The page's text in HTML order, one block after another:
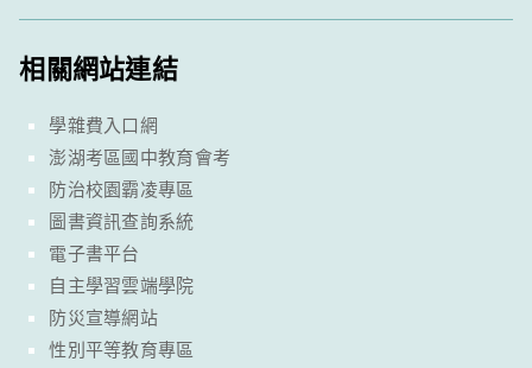
相關網站連結
學雜費入口網
澎湖考區國中教育會考
防治校園霸凌專區
圖書資訊查詢系統
電子書平台
自主學習雲端學院
防災宣導網站
性別平等教育專區